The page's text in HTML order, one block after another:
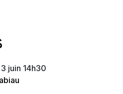
3 juin 14h30